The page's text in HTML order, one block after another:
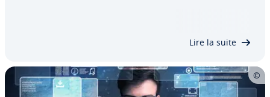
Lire la suite